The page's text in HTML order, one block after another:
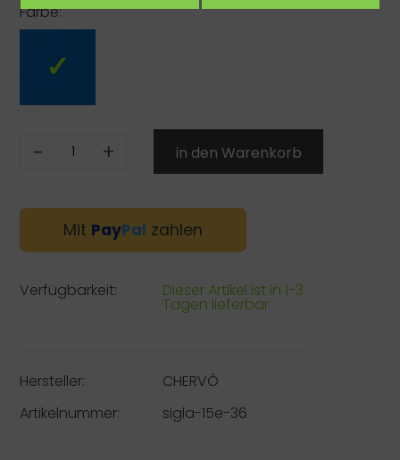
Farbe:
- +
Mit PayPal zahlen
Verfügbarkeit: Dieser Artikel ist in 1-3
Tagen lieferbar
Hersteller:
CHERVÒ
Artikelnummer:
sigla-15e-36